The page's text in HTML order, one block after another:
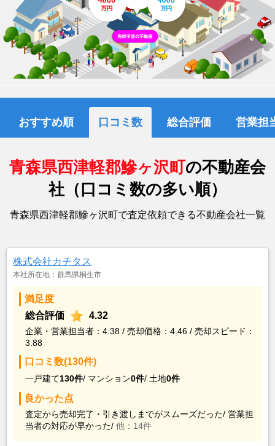
おすすめ順 口コミ数 総合評価 営業担
青森県西津軽郡鰺ヶ沢町の不動産会
社（口コミ数の多い順）
青森県西津軽郡鰺ヶ沢町で査定依頼できる不動産会社一覧
株式会社カチタス
本社所在地：群馬県桐生市
満足度
総合評価
4.32
企業・営業担当者：4.38 / 売却価格：4.46 / 売却スピード：
3.88
口コミ数(130件)
一戸建て130件/ マンション0件/ 土地0件
良かった点
査定から売却完了・引き渡しまでがスムーズだった/ 営業担
当者の対応が早かった/ 他：14件